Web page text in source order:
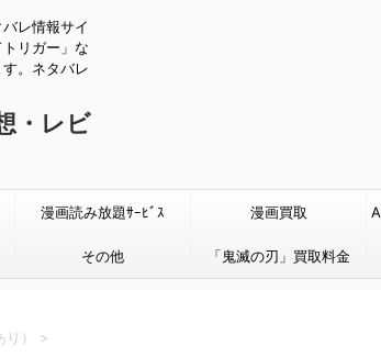
レ情報サイ
リガー」な
。ネタバレ
・レビ
漫画読み放題ｻｰﾋﾞｽ 漫画買取
その他 「鬼滅の刃」買取料金
） >